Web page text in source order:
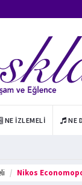
NE İZLEMELI NE
Nikos